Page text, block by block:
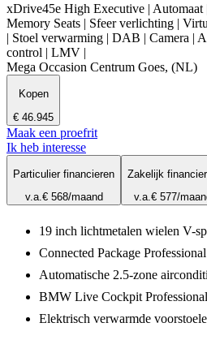
xDrive45e High Executive | Automaat
Memory Seats | Sfeer verlichting |
| Stoel verwarming | DAB | Camera |
control | LMV |
Mega Occasion Centrum Goes, (NL)
Kopen
€ 46.945
Maak een proefrit
Ik heb interesse
Particulier financieren
v.a.€ 568/maand
Zakelijk
v.a.€ 577/
19 inch lichtmetalen wielen V-
Connected Package
Automatische 2.5-zone
BMW Live Cockpit
Elektrisch verwarmde